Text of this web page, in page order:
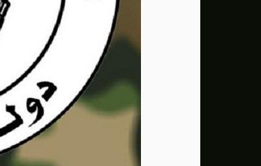
الدفاع الروسية تعلن تنفيذ
سي إن إن: كبار قادة الجيش
مسؤول أميركي: تقدم في
الصحة: ارتفاع ضحايا الحرب العدوانية
نساء غزة بين ثقل الواقع وضرورة